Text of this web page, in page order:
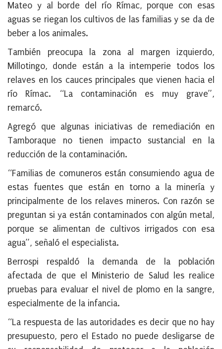
Mateo y al borde del río Rímac, porque con esas
aguas se riegan los cultivos de las familias y se da de
beber a los animales.
También preocupa la zona al margen izquierdo,
Millotingo, donde están a la intemperie todos los
relaves en los cauces principales que vienen hacia el
río Rímac. “La contaminación es muy grave”,
remarcó.
Agregó que algunas iniciativas de remediación en
Tamboraque no tienen impacto sustancial en la
reducción de la contaminación.
“Familias de comuneros están consumiendo agua de
estas fuentes que están en torno a la minería y
principalmente de los relaves mineros. Con razón se
preguntan si ya están contaminados con algún metal,
porque se alimentan de cultivos irrigados con esa
agua”, señaló el especialista.
Berrospi respaldó la demanda de la población
afectada de que el Ministerio de Salud les realice
pruebas para evaluar el nivel de plomo en la sangre,
especialmente de la infancia.
“La respuesta de las autoridades es decir que no hay
presupuesto, pero el Estado no puede desligarse de